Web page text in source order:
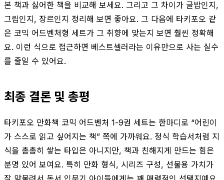
본 책과 싫어한 책을 비교해 보세요. 그리고 그 차이가 글밥인지,
그림인지, 장르인지 정리해 보면 좋아요. 그 다음에 타키포오 같
은 코믹 어드벤처형 세트가 그 취향에 맞는지 보면 훨씬 정확해
요. 이런 식으로 접근하면 베스트셀러라는 이유만으로 사는 실수
를 줄일 수 있어요.
최종 결론 및 총평
타키포오 만화책 코믹 어드벤처 1-9권 세트는 한마디로 “어린이
가 스스로 읽고 싶어지는 책” 쪽에 가까워요. 정식 학습서처럼 지
식을 촘촘히 쌓는 타입은 아니지만, 책과 친해지게 만드는 힘은
분명 있어 보여요. 특히 만화 형식, 시리즈 구성, 선물용 가치가